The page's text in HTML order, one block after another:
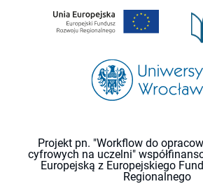
Projekt pn. "Workflow do
cyfrowych na uczelni"
Europejską z Europejskiego
Regionalnego